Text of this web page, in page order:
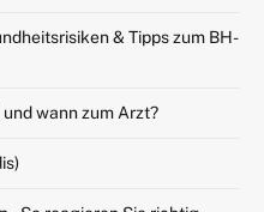
& Tipps zum BH-
wann zum Arzt?